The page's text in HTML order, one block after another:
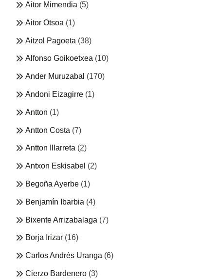
Aitor Mimendia (5)
Aitor Otsoa (1)
Aitzol Pagoeta (38)
Alfonso Goikoetxea (10)
Ander Muruzabal (170)
Andoni Eizagirre (1)
Antton (1)
Antton Costa (7)
Antton Illarreta (2)
Antxon Eskisabel (2)
Begoña Ayerbe (1)
Benjamín Ibarbia (4)
Bixente Arrizabalaga (7)
Borja Irizar (16)
Carlos Andrés Uranga (6)
Cierzo Bardenero (3)